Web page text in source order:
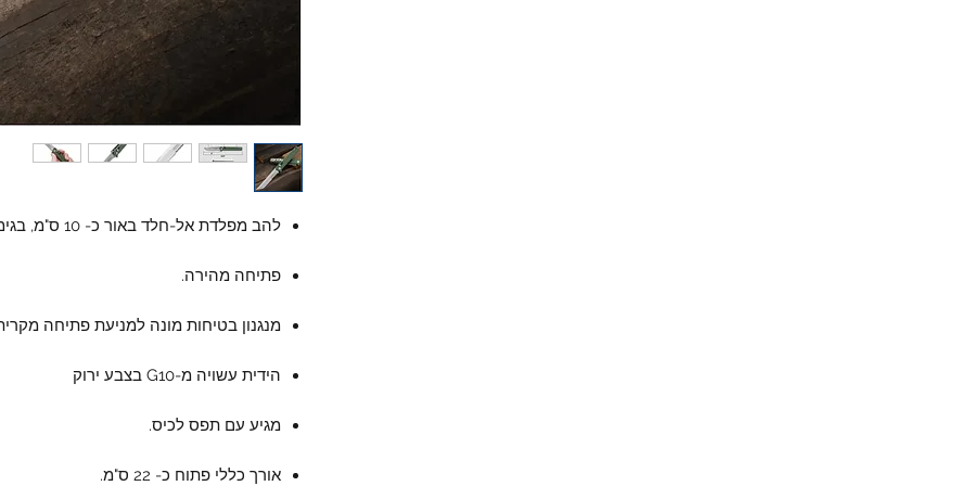
להב מפלדת אל-חלד באור כ- 10 ס"מ, בגימור מט.
פתיחה מהירה.
מנגנון בטיחות מונה למניעת פתיחה
הידית עשויה מ-G10 בצבע ירוק
מגיע עם תפס לכיס.
אורך כללי פתוח כ- 22 ס"מ.